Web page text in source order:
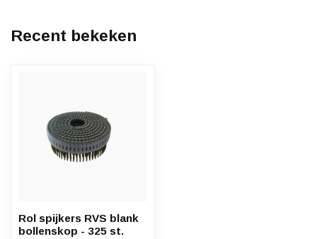
Recent bekeken
Rol spijkers RVS blank
bollenskop - 325 st.